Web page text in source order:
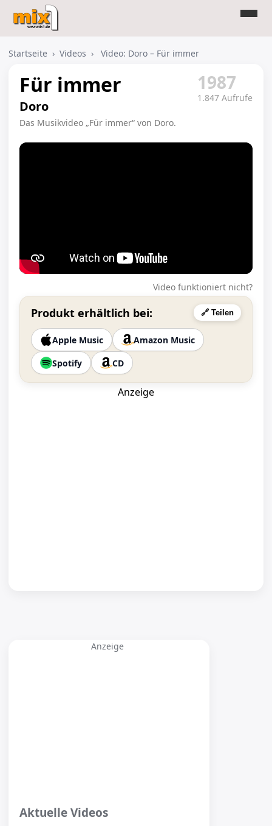
Startseite › Videos › Video: Doro – Für immer
Für immer
Doro
Das Musikvideo „Für immer“ von Doro.
1987
1.847 Aufrufe
Video funktioniert nicht?
Produkt erhältlich bei: 🔗 Teilen
Apple Music
Amazon Music
Spotify
CD
Anzeige
Anzeige
Aktuelle Videos